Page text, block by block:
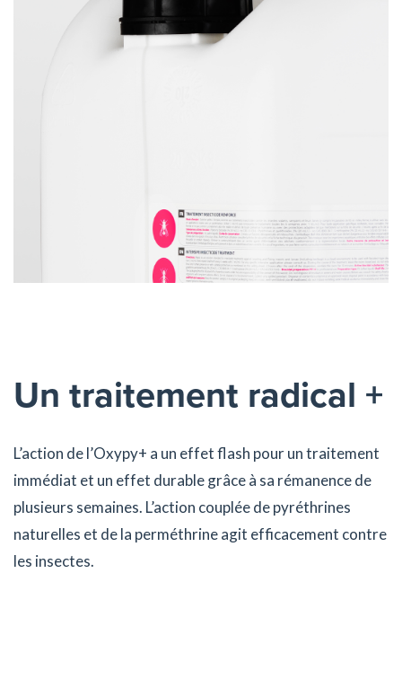
Un traitement radical +
L’action de l’Oxypy+ a un effet flash pour un traitement
immédiat et un effet durable grâce à sa rémanence de
plusieurs semaines. L’action couplée de pyréthrines
naturelles et de la perméthrine agit efficacement contre
les insectes.